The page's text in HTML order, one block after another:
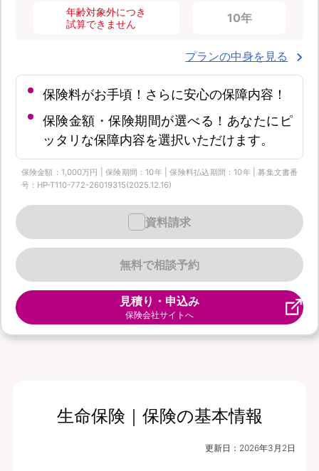
年齢対象外につき
試算できません
10年
プランの中身を見る
保険料がお手頃！さらに安心の保障内容！
保険金額・保険期間が選べる！あなたにピ
ッタリな保障内容を選択いただけます。
保険金額：1,000万円 | 保険期間：10年 | 保険料払込期間：10年 | 募集文書番
号：HP-T110-772-26019315(2025.12.16)
無料で相談予約
資料請求
見積り・申込み
保険会社サイトへ
生命保険｜保険の基本情報
更新日： 2026年3月2日